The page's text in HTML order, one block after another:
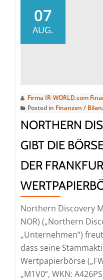
07
AUG.
Firma IR-WORLD.com
Posted in Finanzen /
NORTHERN
GIBT DIE
DER
Northern Discovery
NOR) („Northern
„Unternehmen“)
dass seine
Wertpapierbörse
„M1V0“, WKN: